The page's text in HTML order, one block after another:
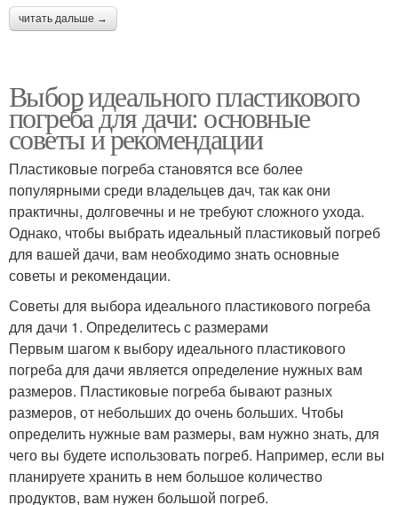
читать дальше →
Выбор идеального пластикового
погреба для дачи: основные
советы и рекомендации
Пластиковые погреба становятся все более
популярными среди владельцев дач, так как они
практичны, долговечны и не требуют сложного ухода.
Однако, чтобы выбрать идеальный пластиковый погреб
для вашей дачи, вам необходимо знать основные
советы и рекомендации.
Советы для выбора идеального пластикового погреба
для дачи 1. Определитесь с размерами
Первым шагом к выбору идеального пластикового
погреба для дачи является определение нужных вам
размеров. Пластиковые погреба бывают разных
размеров, от небольших до очень больших. Чтобы
определить нужные вам размеры, вам нужно знать, для
чего вы будете использовать погреб. Например, если вы
планируете хранить в нем большое количество
продуктов, вам нужен большой погреб.